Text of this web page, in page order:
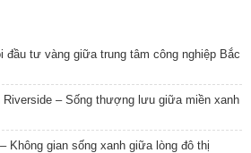
đầu tư vàng giữa trung tâm công nghiệp Bắc
– Sống thượng lưu giữa miền xanh
Không gian sống xanh giữa lòng đô thị